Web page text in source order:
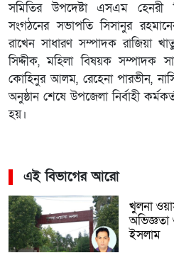
সমিতির উপদেষ্টা এসএম হেনরী
সংগঠনের সভাপতি সিসানুর
রাখেন সাধারণ সম্পাদক রাজিয়া
সিদ্দীক, মহিলা বিষয়ক সম্পাদক
কোহিনুর আলম, রেহেনা পারভীন,
অনুষ্ঠান শেষে উপজেলা নির্বাহী
হয়।
এই বিভাগের আরো
খুলনা
অভিজ্ঞতা
ইসলাম